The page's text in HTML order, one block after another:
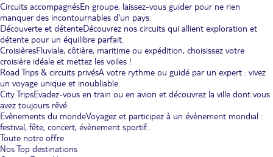
Circuits accompagnésEn groupe, laissez-vous guider pour ne rien
manquer des incontournables d'un pays.
Découverte et détenteDécouvrez nos circuits qui allient exploration et
détente pour un équilibre parfait.
CroisièresFluviale, côtière, maritime ou expédition, choisissez votre
croisière idéale et mettez les voiles !
Road Trips & circuits privésA votre rythme ou guidé par un expert : vivez
un voyage unique et inoubliable.
City TripsEvadez-vous en train ou en avion et découvrez la ville dont vous
avez toujours rêvé.
Evènements du mondeVoyagez et participez à un évènement mondial :
festival, fête, concert, évènement sportif...
Toute notre offre
Nos Top destinations